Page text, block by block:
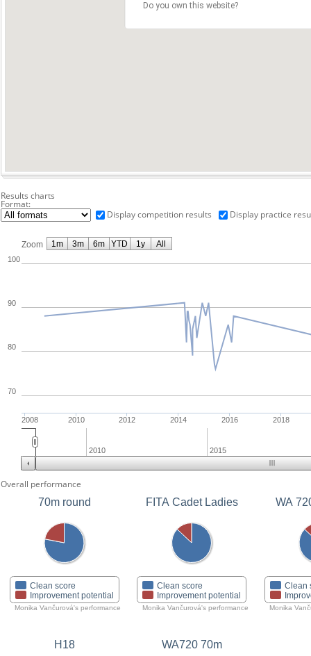
Do you own this website?
Results charts
Format:
Display competition results
Display practice
Zoom
2008 2010 2012 2014 2016 2018
70
80
90
100
2010 2015
1m 3m 6m YTD 1y All
Overall performance
70m round
Clean score
Improvement potential
Monika Vančurová's performance
FITA Cadet Ladies
Clean score
Improvement potential
Monika Vančurová's performance
WA
Clean
Monika
H18 WA720 70m